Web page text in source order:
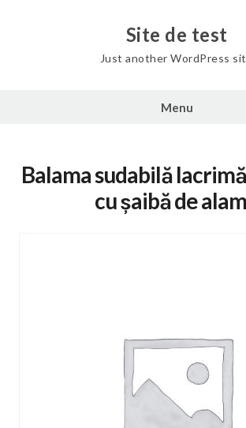
Site de test
Just another WordPress
Menu
Balama sudabilă
cu șaibă de